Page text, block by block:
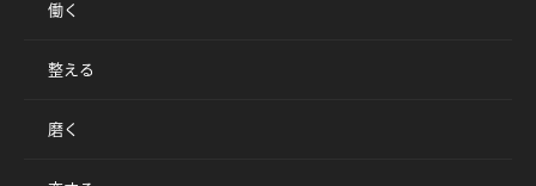
働く
整える
磨く